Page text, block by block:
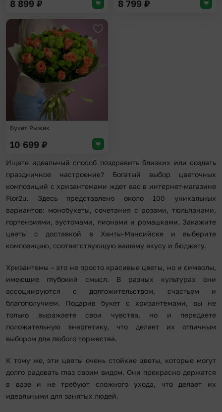
8 899 ₽ 8 799 ₽
Букет Рыжик
10 699 ₽
Ищете идеальный способ поздравить близких или создать
праздничное настроение? Богатый выбор цветочных
композиций с хризантемами ждет вас в интернет-магазине
Flor2u. Здесь представлено около 100 уникальных
вариантов: монобукеты, сочетания с розами, тюльпанами,
гортензиями, эустомами, пионами и ромашками. Закажите
цветы с доставкой в Ханты-Мансийске и выберите
композицию, соответствующую вашему вкусу и бюджету.
Хризантемы – это не просто красивые цветы, но и символы,
имеющие глубокий смысл. В разных культурах они
ассоциируются с долгожительством, счастьем и
благополучием. Подарив букет с хризантемами, вы не
только выражаете свои чувства, но и передаете
положительную энергетику, что делает их отличным
выбором для любого торжества.
К тому же, эти цветы очень стойкие цветы, которые могут
долго радовать глаз своим видом. Они прекрасно держатся
в вазе и не требуют сложного ухода, что делает их
идеальными для занятых людей.